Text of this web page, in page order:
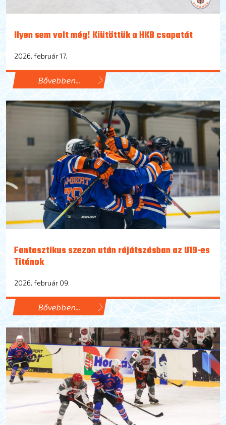
Ilyen sem volt még! Kiütöttük a HKB csapatát
2026. február 17.
Bővebben...
Fantasztikus szezon után rájátszásban az U19-es
Titánok
2026. február 09.
Bővebben...